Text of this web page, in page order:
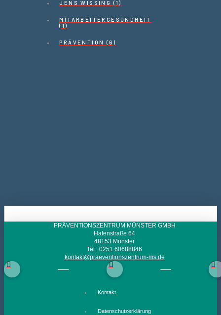
JENS WISSING (1)
MITARBEITERGESUNDHEIT
(1)
PRÄVENTION (6)
PRÄVENTIONSZENTRUM MÜNSTER GMBH
Hafenstraße 64
48153 Münster
Tel.: 0251 60688846
kontakt@praeventionszentrum-ms.de
Kontakt
Datenschutzerklärung